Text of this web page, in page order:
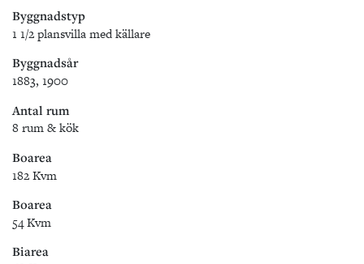
Byggnadstyp
1 1/2 plansvilla med källare
Byggnadsår
1883, 1900
Antal rum
8 rum & kök
Boarea
182 Kvm
Boarea
54 Kvm
Biarea